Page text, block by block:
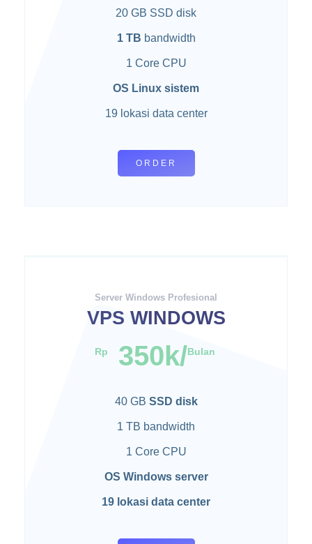
20 GB SSD disk
1 TB bandwidth
1 Core CPU
OS Linux sistem
19 lokasi data center
ORDER
Server Windows Profesional
VPS WINDOWS
Rp 350k/Bulan
40 GB SSD disk
1 TB bandwidth
1 Core CPU
OS Windows server
19 lokasi data center